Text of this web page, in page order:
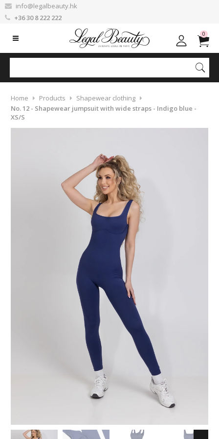
info@legalbeauty.hk
+36 30 8 222 222
0
Home Products
Shapewear clothing
No. 12 - Shapewear jumpsuit with wide straps - Indigo blue -
XS/S